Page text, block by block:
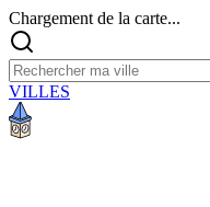
Chargement de la carte...
VILLES